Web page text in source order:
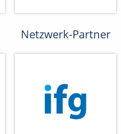
Netzwerk-Partner